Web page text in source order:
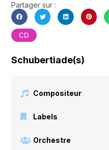
Partager sur :
CD
Schubertiade(s)
Compositeur
Labels
Orchestre